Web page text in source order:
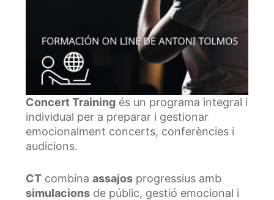
Concert Trainingés un programa integral i
individual per a preparar i gestionar
emocionalment concerts, conferències i
audicions.
CTcombina assajosprogressius amb
simulacionsde públic, gestió emocional i